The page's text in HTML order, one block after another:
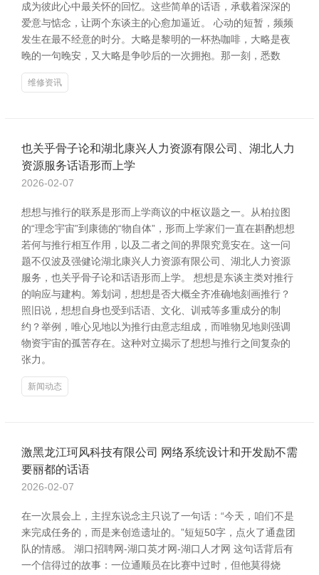
成为彼此心中最关怀的回忆。这些简单的话语，承载着深深的
爱意与惦念，让两个东谈主的心愈加逼近。 心动的短暂，频频
发生在最不经意的时分。大略是黎明的一杯热咖啡，大略是夜
晚的一句晚安，又大略是争吵后的一次拥抱。那一刻，悉数
维修资讯
也关乎骨子论和湖北康兴人力资源有限公司、湖北人力
资源服务话语形而上学
2026-02-07
想想与推行的联系是形而上学商议的中枢议题之一。从柏拉图
的“理念宇宙”到康德的“物自体”，形而上学家们一直在斟酌想想
若何与推行相互作用，以及二者之间的界限究竟安在。这一问
题不仅波及强健论湖北康兴人力资源有限公司、湖北人力资源
服务，也关乎骨子论和话语形而上学。 想想是东谈主类对推行
的响应与建构。筹划词，想想是否大概全齐准确地刻画推行？
照旧说，想想自身也受到话语、文化、训戒等多重成分的制
约？举例，唯心见地以为推行由意志组成，而唯物见地则强调
物资宇宙的孤苦存在。这种对立揭示了想想与推行之间复杂的
张力。
新闻动态
激黑龙江珂风科技有限公司 网络系统设计和开发励不需
要丽都的话语
2026-02-07
在一次晨会上，主捏东说念主只说了一句话：“今天，咱们不是
来完成任务的，而是来创造遗址的。”短短50字，点火了通盘团
队的情感。 湖口招聘网-湖口英才网-湖口人才网 这句话背后有
一个信得过的故事：一位通顺员在比赛中过时，但他莫得烧